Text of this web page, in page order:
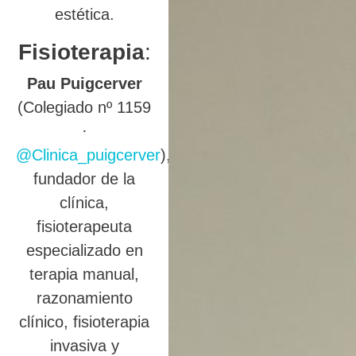
estética.
Fisioterapia:
Pau Puigcerver
(Colegiado nº 1159
·
@Clinica_puigcerver),
fundador de la
clínica,
fisioterapeuta
especializado en
terapia manual,
razonamiento
clínico, fisioterapia
invasiva y